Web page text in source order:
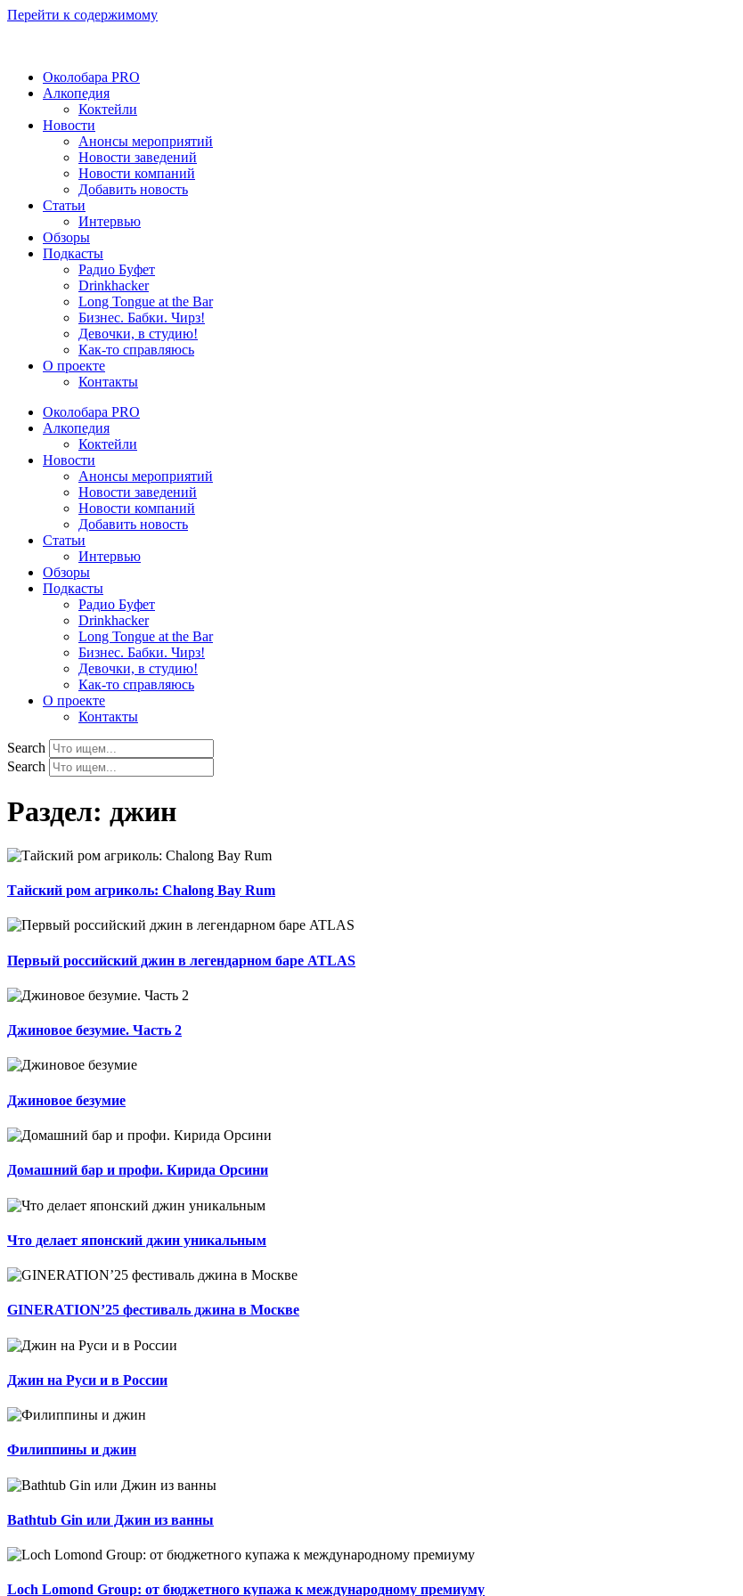
Перейти к содержимому
Околобара PRO
Алкопедия
Коктейли
Новости
Анонсы мероприятий
Новости заведений
Новости компаний
Добавить новость
Статьи
Интервью
Обзоры
Подкасты
Радио Буфет
Drinkhacker
Long Tongue at the Bar
Бизнес. Бабки. Чирз!
Девочки, в студию!
Как-то справляюсь
О проекте
Контакты
Околобара PRO
Алкопедия
Коктейли
Новости
Анонсы мероприятий
Новости заведений
Новости компаний
Добавить новость
Статьи
Интервью
Обзоры
Подкасты
Радио Буфет
Drinkhacker
Long Tongue at the Bar
Бизнес. Бабки. Чирз!
Девочки, в студию!
Как-то справляюсь
О проекте
Контакты
Search
Search
Раздел: джин
Тайский ром агриколь: Chalong Bay Rum
Первый российский джин в легендарном баре ATLAS
Джиновое безумие. Часть 2
Джиновое безумие
Домашний бар и профи. Кирида Орсини
Что делает японский джин уникальным
GINERATION’25 фестиваль джина в Москве
Джин на Руси и в России
Филиппины и джин
Bathtub Gin или Джин из ванны
Loch Lomond Group: от бюджетного купажа к международному премиуму